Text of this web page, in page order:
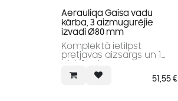
Aerauliqa Gaisa vadu
kārba, 3 aizmugurējie
izvadi Ø80 mm
Komplektā ietilpst
pretjavas aizsargs un 1
aizbāznis.
51,55€